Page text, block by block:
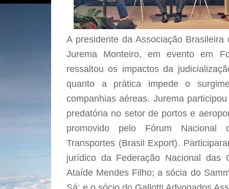
A presidente da Associação
Jurema Monteiro, em evento em
ressaltou os impactos da
quanto a prática impede o
companhias aéreas. Jurema
predatória no setor de portos e
promovido pelo Fórum Nacional
Transportes (Brasil Export).
jurídico da Federação Nacional das
Ataíde Mendes Filho; a sócia do